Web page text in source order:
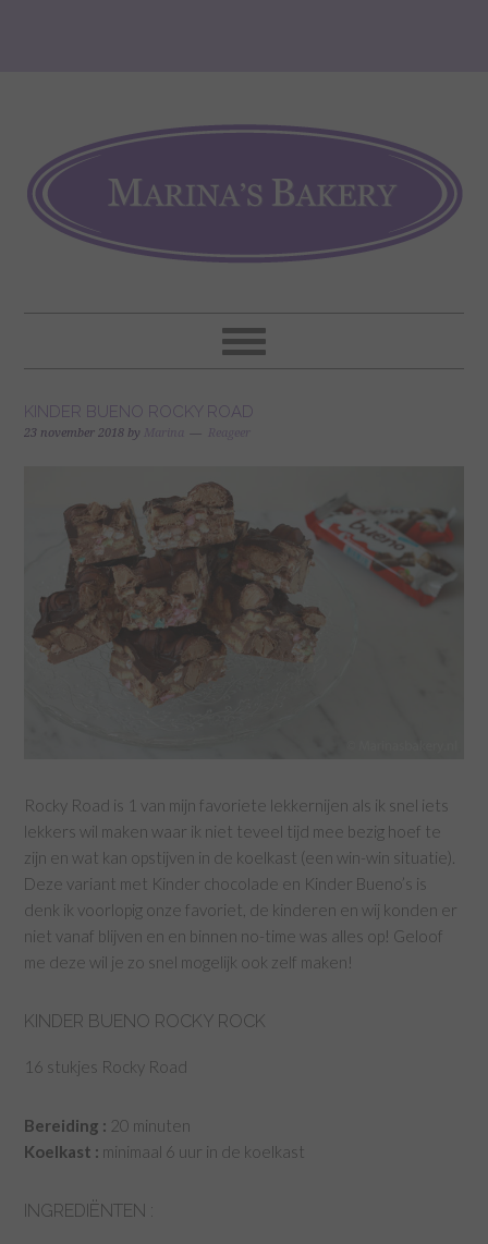
KINDER BUENO ROCKY ROAD
23 november 2018 by Marina Reageer
Rocky Road is 1 van mijn favoriete lekkernijen als ik snel iets
lekkers wil maken waar ik niet teveel tijd mee bezig hoef te
zijn en wat kan opstijven in de koelkast (een win-win situatie).
Deze variant met Kinder chocolade en Kinder Bueno’s is
denk ik voorlopig onze favoriet, de kinderen en wij konden er
niet vanaf blijven en en binnen no-time was alles op! Geloof
me deze wil je zo snel mogelijk ook zelf maken!
KINDER BUENO ROCKY ROCK
16 stukjes Rocky Road
Bereiding : 20 minuten
Koelkast : minimaal 6 uur in de koelkast
INGREDIËNTEN :